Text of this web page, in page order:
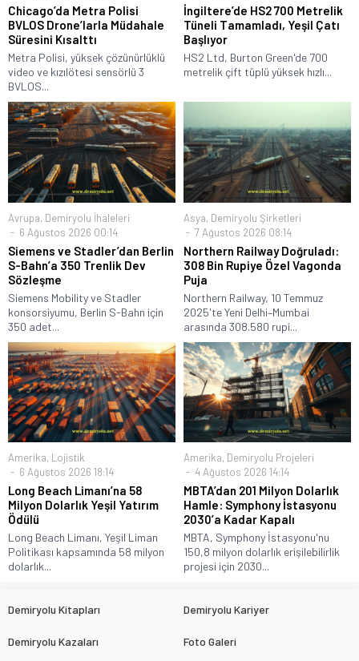
Chicago’da Metra Polisi
BVLOS Drone’larla Müdahale
Süresini Kısalttı
Metra Polisi, yüksek çözünürlüklü
video ve kızılötesi sensörlü 3
BVLOS...
İngiltere’de HS2 700 Metrelik
Tüneli Tamamladı, Yeşil Çatı
Başlıyor
HS2 Ltd, Burton Green'de 700
metrelik çift tüplü yüksek hızlı...
Avrupa, Demiryolu İhaleleri
6 Ağustos 2026 00:14
Siemens ve Stadler’dan Berlin
S-Bahn’a 350 Trenlik Dev
Sözleşme
Siemens Mobility ve Stadler
konsorsiyumu, Berlin S-Bahn için
350 adet...
Asya, Demiryolu Şirketleri
7 Ağustos 2026 08:14
Northern Railway Doğruladı:
308 Bin Rupiye Özel Vagonda
Puja
Northern Railway, 10 Temmuz
2025'te Yeni Delhi–Mumbai
arasında 308.580 rupi...
Amerika, Lojistik
6 Ağustos 2026 18:14
Long Beach Limanı’na 58
Milyon Dolarlık Yeşil Yatırım
Ödülü
Long Beach Limanı, Yeşil Liman
Politikası kapsamında 58 milyon
dolarlık...
Amerika, Demiryolu Projeleri
4 Ağustos 2026 14:14
MBTA’dan 201 Milyon Dolarlık
Hamle: Symphony İstasyonu
2030’a Kadar Kapalı
MBTA, Symphony İstasyonu'nu
150,8 milyon dolarlık erişilebilirlik
projesi için 2030...
Demiryolu Kitapları Demiryolu Kariyer
Demiryolu Kazaları Foto Galeri